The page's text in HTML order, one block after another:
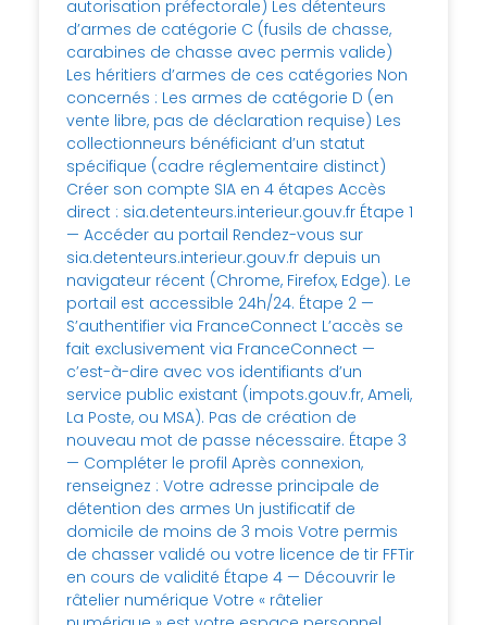
autorisation préfectorale) Les détenteurs
d’armes de catégorie C (fusils de chasse,
carabines de chasse avec permis valide)
Les héritiers d’armes de ces catégories Non
concernés : Les armes de catégorie D (en
vente libre, pas de déclaration requise) Les
collectionneurs bénéficiant d’un statut
spécifique (cadre réglementaire distinct)
Créer son compte SIA en 4 étapes Accès
direct : sia.detenteurs.interieur.gouv.fr Étape 1
— Accéder au portail Rendez-vous sur
sia.detenteurs.interieur.gouv.fr depuis un
navigateur récent (Chrome, Firefox, Edge). Le
portail est accessible 24h/24. Étape 2 —
S’authentifier via FranceConnect L’accès se
fait exclusivement via FranceConnect —
c’est-à-dire avec vos identifiants d’un
service public existant (impots.gouv.fr, Ameli,
La Poste, ou MSA). Pas de création de
nouveau mot de passe nécessaire. Étape 3
— Compléter le profil Après connexion,
renseignez : Votre adresse principale de
détention des armes Un justificatif de
domicile de moins de 3 mois Votre permis
de chasser validé ou votre licence de tir FFTir
en cours de validité Étape 4 — Découvrir le
râtelier numérique Votre « râtelier